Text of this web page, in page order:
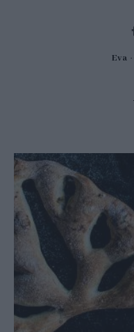
Eva